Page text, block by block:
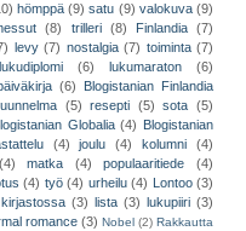
hömppä (9) satu (9) valokuva (9)
(8) trilleri (8) Finlandia (7)
levy (7) nostalgia (7) toiminta (7)
lukudiplomi (6) lukumaraton
(6)
(6)
Blogistanian Finlandia
(5) resepti (5) sota (5)
Globalia (4)
Blogistanian
(4) joulu (4) kolumni
(4)
(4) matka (4) populaaritiede
(4)
(4) työ (4) urheilu (4) Lontoo (3)
kirjastossa (3) lista (3) lukupiiri (3)
romance (3) Nobel (2) Rakkautta